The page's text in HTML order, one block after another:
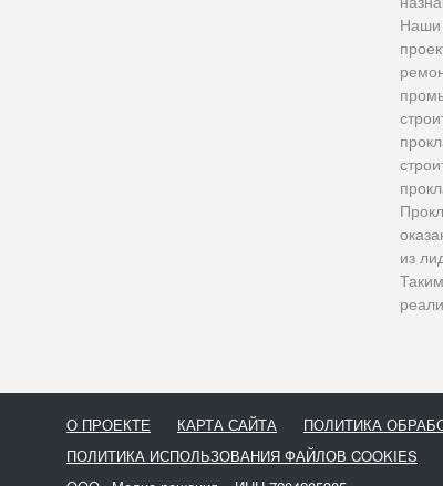
Наши
из
О ПРОЕКТЕ КАРТА САЙТА
ПОЛИТИКА
ПОЛИТИКА ИСПОЛЬЗОВАНИЯ ФАЙЛОВ COOKIES